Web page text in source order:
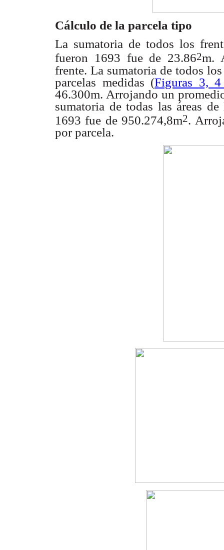
Cálculo de la parcela tipo
La sumatoria de todos los
fueron 1693 fue de 23.862m.
frente. La sumatoria de todos
parcelas medidas (Figuras 3,
46.300m. Arrojando un
sumatoria de todas las áreas
1693 fue de 950.274,8m2.
por parcela.